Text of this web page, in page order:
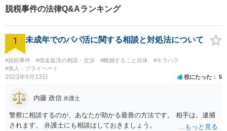
脱税事件の法律Q&Aランキング
1 未成年でのパパ活に関する相談と対処法について
#脱税事件 #借金返済の相談・交渉 #離婚すること自体
#モラハラ
#個人・プライベート
2023年9月13日 役にたった 5
内藤 政信 弁護士
警察に相談するのが、あなたが助かる最善の方法です。 相手は、逮捕
されます。 弁護士にも相談はしておきましょう。